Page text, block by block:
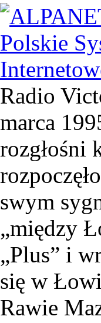
Radio
marca
rozgłośni
swym
„między
„Plus” i
się w
Rawie